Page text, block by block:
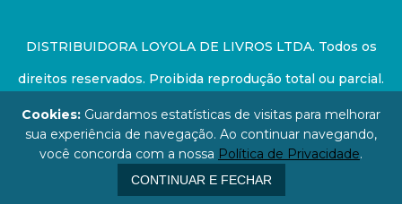
DISTRIBUIDORA LOYOLA DE LIVROS LTDA. Todos os
direitos reservados. Proibida reprodução total ou parcial.
Preços e estoque sujeito a alterações sem aviso prévio.
67.946.814/0001-94 - LOJA - Rua Senador Feijó - São
Paulo / SP - CEP: 01006-000
Cookies: Guardamos estatísticas de visitas para melhorar
sua experiência de navegação. Ao continuar navegando,
você concorda com a nossa Política de Privacidade.
CONTINUAR E FECHAR